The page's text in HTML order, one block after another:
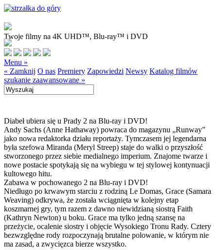
Twoje filmy na 4K UHD™, Blu-ray™ i DVD
Menu »
« Zamknij O nas Premiery Zapowiedzi Newsy Katalog filmów
szukanie zaawansowane »
Diabeł ubiera się u Prady 2 na Blu-ray i DVD!
Andy Sachs (Anne Hathaway) powraca do magazynu „Runway”
jako nowa redaktorka działu reportaży. Tymczasem jej legendarna
była szefowa Miranda (Meryl Streep) staje do walki o przyszłość
stworzonego przez siebie medialnego imperium. Znajome twarze i
nowe postacie spotykają się na wybiegu w tej stylowej kontynuacji
kultowego hitu.
Zabawa w pochowanego 2 na Blu-ray i DVD!
Niedługo po krwawym starciu z rodziną Le Domas, Grace (Samara
Weaving) odkrywa, że została wciągnięta w kolejny etap
koszmarnej gry, tym razem z dawno niewidzianą siostrą Faith
(Kathryn Newton) u boku. Grace ma tylko jedną szansę na
przeżycie, ocalenie siostry i objęcie Wysokiego Tronu Rady. Cztery
bezwzględne rody rozpoczynają brutalne polowanie, w którym nie
ma zasad, a zwycięzca bierze wszystko.